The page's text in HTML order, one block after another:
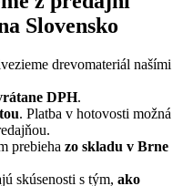
Slovensko
drevomateriál našími
DPH.
. Platba v hotovosti možná
prebieha zo skladu v Brne
skúsenosti s tým, ako